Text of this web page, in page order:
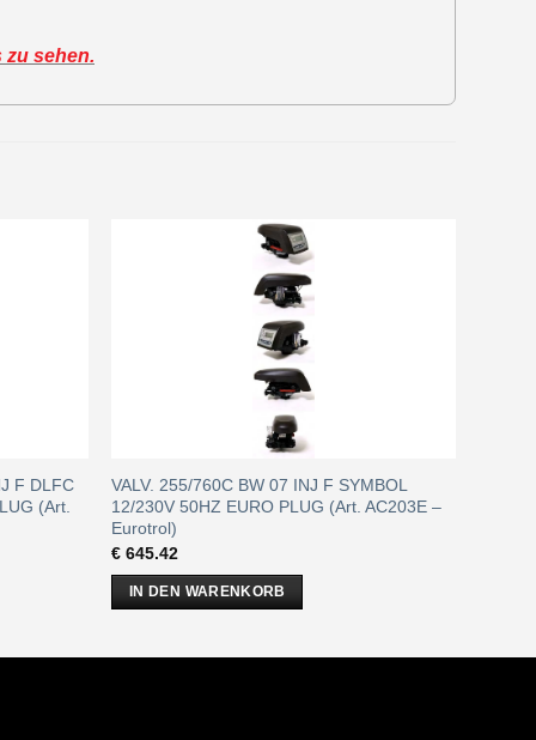
zu sehen.
F DLFC
(Art.
VALV. 255/760C BW 07 INJ F SYMBOL
12/230V 50HZ EURO PLUG (Art. AC203E –
Eurotrol)
€ 645.42
IN DEN WARENKORB